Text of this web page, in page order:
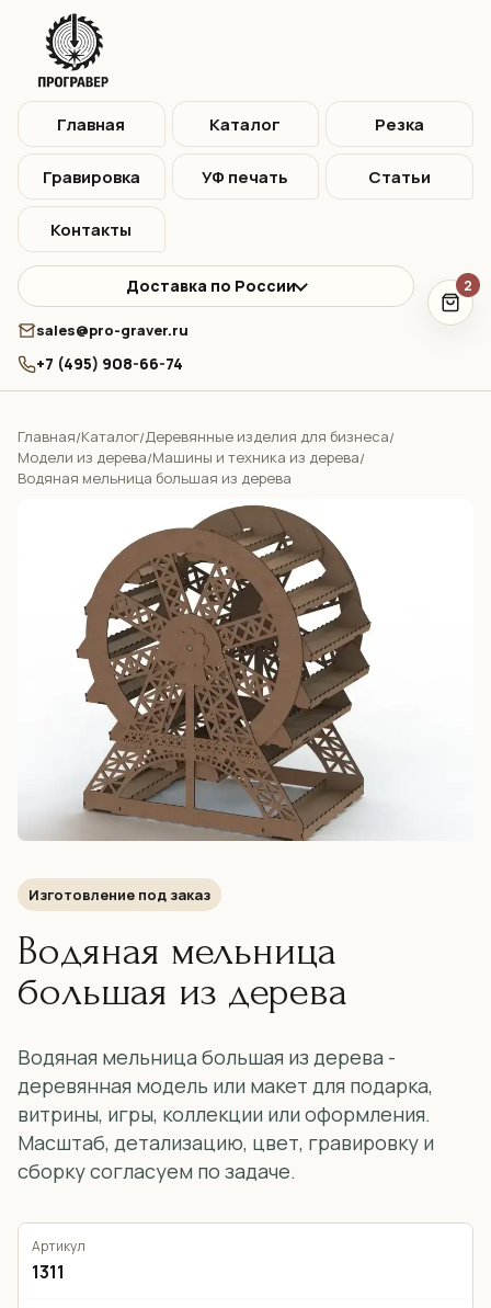
Главная Каталог Резка
Гравировка УФ печать Статьи
Контакты
Доставка по России
sales@pro-graver.ru
+7 (495) 908-66-74
2
Главная/Каталог/Деревянные изделия для бизнеса/
Модели из дерева/Машины и техника из дерева/
Водяная мельница большая из дерева
Изготовление под заказ
Водяная мельница
большая из дерева
Водяная мельница большая из дерева -
деревянная модель или макет для подарка,
витрины, игры, коллекции или оформления.
Масштаб, детализацию, цвет, гравировку и
сборку согласуем по задаче.
Артикул
1311